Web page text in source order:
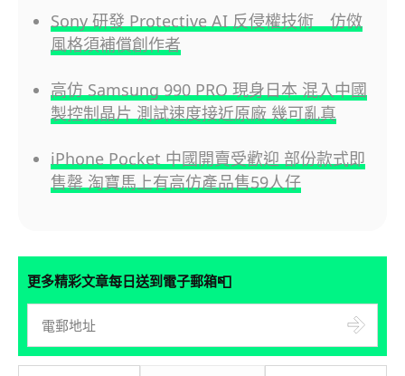
Sony 研發 Protective AI 反侵權技術 仿傚
風格須補償創作者
高仿 Samsung 990 PRO 現身日本 混入中國
製控制晶片 測試速度接近原廠 幾可亂真
iPhone Pocket 中國開賣受歡迎 部份款式即
售罄 淘寶馬上有高仿產品售59人仔
更多精彩文章每日送到電子郵箱📮